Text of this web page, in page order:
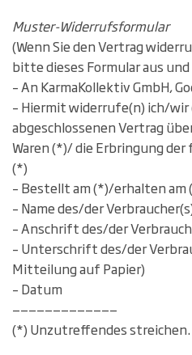
Muster-Widerrufsformular
(Wenn Sie den Vertrag
bitte dieses Formular aus
– An KarmaKollektiv GmbH,
– Hiermit widerrufe(n) ich/
abgeschlossenen Vertrag
Waren (*)/ die Erbringung
(*)
– Bestellt am (*)/erhalten am
– Name des/der
– Anschrift des/der
– Unterschrift des/der
Mitteilung auf Papier)
– Datum
—————————————
(*) Unzutreffendes streichen.